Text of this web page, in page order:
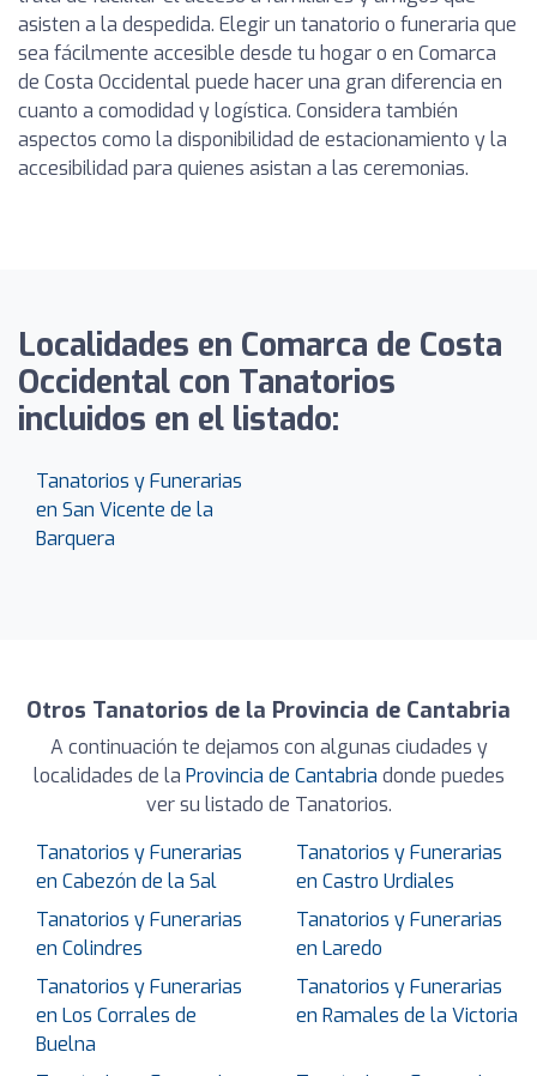
asisten a la despedida. Elegir un tanatorio o funeraria que
sea fácilmente accesible desde tu hogar o en Comarca
de Costa Occidental puede hacer una gran diferencia en
cuanto a comodidad y logística. Considera también
aspectos como la disponibilidad de estacionamiento y la
accesibilidad para quienes asistan a las ceremonias.
Localidades en Comarca de Costa
Occidental con Tanatorios
incluidos en el listado:
Tanatorios y Funerarias
en San Vicente de la
Barquera
Otros Tanatorios de la Provincia de Cantabria
A continuación te dejamos con algunas ciudades y
localidades de la Provincia de Cantabria donde puedes
ver su listado de Tanatorios.
Tanatorios y Funerarias
en Cabezón de la Sal
Tanatorios y Funerarias
en Castro Urdiales
Tanatorios y Funerarias
en Colindres
Tanatorios y Funerarias
en Laredo
Tanatorios y Funerarias
en Los Corrales de
Buelna
Tanatorios y Funerarias
en Ramales de la Victoria